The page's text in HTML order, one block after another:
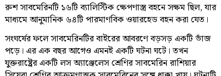
রুশ সাবমেরিনটি ১৬টি ব্যালিস্টিক ক্ষেপণাস্ত্র বহনে সক্ষম ছিল, যার
মাধ্যমে আনুমানিক ৬৪টি পারমাণবিক ওয়ারহেড বহন করা যেত।
সংঘর্ষের ফলে সাবমেরিনটির বাইরের আবরণে বড়সড় একটি ভাঁজ
পড়ে। এর এক বছর আগেও এমনই একটি ঘটনা ঘটে। তখন
যুক্তরাষ্ট্রের একটি লস অ্যাঞ্জেলেস শ্রেণির সাবমেরিন রাশিয়ার